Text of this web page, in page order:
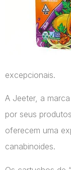
excepcionais.
A Jeeter, a
por seus
oferecem uma
canabinoides.